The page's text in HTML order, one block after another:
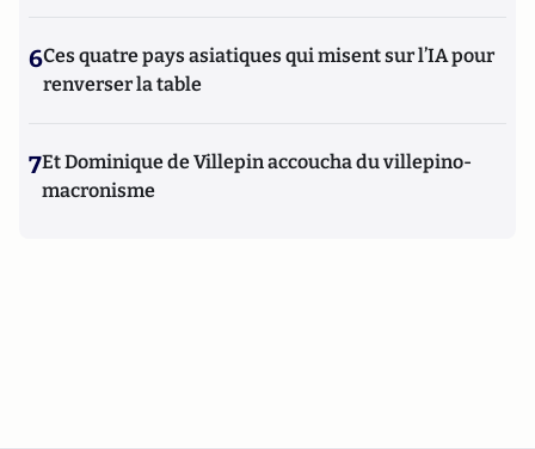
6Ces quatre pays asiatiques qui misent sur l’IA pour
renverser la table
7Et Dominique de Villepin accoucha du villepino-
macronisme